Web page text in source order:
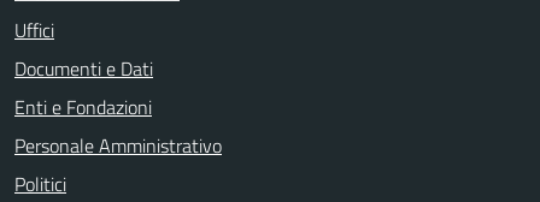
Uffici
Documenti e Dati
Enti e Fondazioni
Personale Amministrativo
Politici